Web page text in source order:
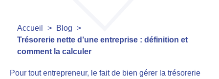
Accueil > Blog >
Trésorerie nette d’une entreprise : définition et
comment la calculer
Pour tout entrepreneur, le fait de bien gérer la trésorerie